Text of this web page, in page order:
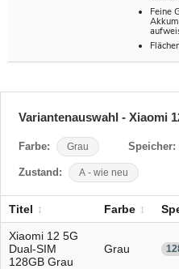
Feine
Variantenauswahl - Xiaomi
Farbe: Grau Speicher:
Zustand: A - wie neu
Titel Farbe
Xiaomi 12 5G
Dual-SIM
128GB Grau
Grau